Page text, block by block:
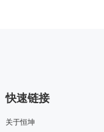
快速链接
关于恒坤